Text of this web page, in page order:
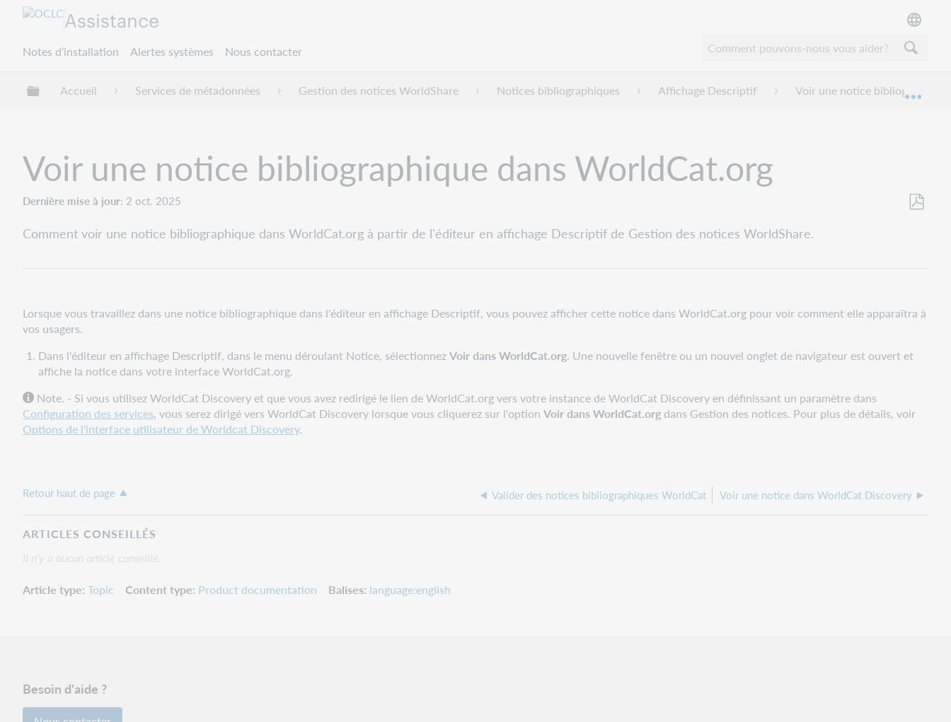
Assistance
Notes d’installation Alertes systèmes Nous contacter
Développer/réduire la hiérarchie globale
Accueil Services de métadonnées Gestion des notices WorldShare Notices bibliographiques Affichage Descriptif Voir une notice
Voir une notice bibliographique dans WorldCat.org
Dernière mise à jour 2 oct. 2025
Comment voir une notice bibliographique dans WorldCat.org à partir de l'éditeur en affichage Descriptif de Gestion des notices WorldShare.
Lorsque vous travaillez dans une notice bibliographique dans l'éditeur en affichage Descriptif, vous pouvez afficher cette notice dans WorldCat.org pour voir comment elle apparaîtra à
vos usagers.
Dans l'éditeur en affichage Descriptif, dans le menu déroulant Notice, sélectionnezVoir dans WorldCat.org. Une nouvelle fenêtre ou un nouvel onglet de navigateur est ouvert et
affiche la notice dans votre interface WorldCat.org.
Note. - Si vous utilisez WorldCat Discovery et que vous avez redirigé le lien de WorldCat.org vers votre instance de WorldCat Discovery en définissant un paramètre dans
Configuration des services, vous serez dirigé vers WorldCat Discovery lorsque vous cliquerez sur l'option Voir dans WorldCat.org dans Gestion des notices. Pour plus de détails, voir
Options de l'interface utilisateur de Worldcat Discovery.
Retour haut de page Valider des notices bibliographiques WorldCat Voir une notice dans WorldCat Discovery
ARTICLES CONSEILLÉS
Il n'y a aucun article conseillé.
Article type Topic Content type Product documentation Balises language:english
Besoin d'aide ?